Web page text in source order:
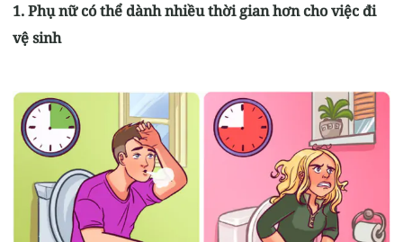
1. Phụ nữ có thể dành nhiều thời gian hơn cho việc đi
vệ sinh